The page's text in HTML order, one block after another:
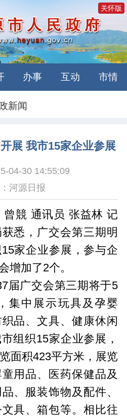
关怀版
办事 互动 市情
新闻
展 我市15家企业参展
04-30 14:55:09
河源日报
競 通讯员 张益林 记
悉，广交会第三期明
家企业参展，参与企
增加了2个。
广交会第三期将于5
集中展示玩具及孕婴
品、文具、健康休闲
组织15家企业参展，
面积423平方米，展览
用品、医药保健品及
、服装饰物及配件、
具、箱包等。相比往